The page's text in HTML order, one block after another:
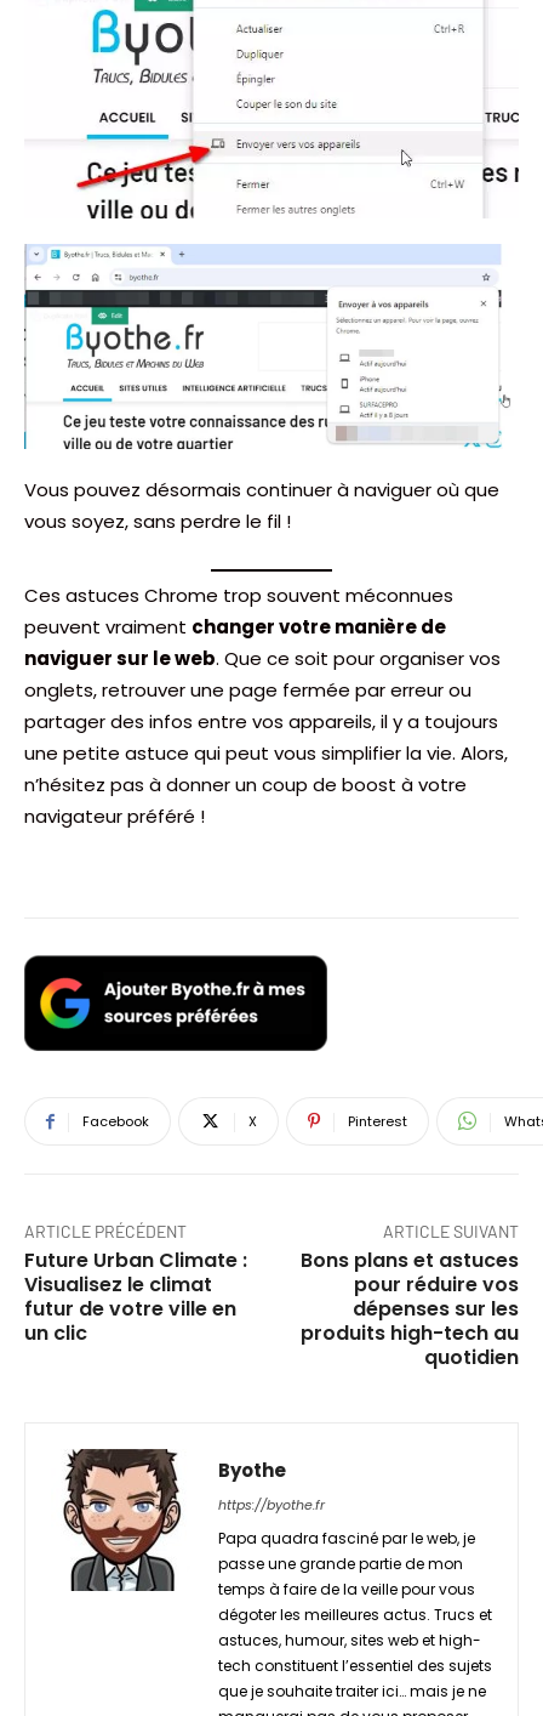
Vous pouvez désormais continuer à naviguer où que
vous soyez, sans perdre le fil !
Ces astuces Chrome trop souvent méconnues
peuvent vraiment changer votre manière de
naviguer sur le web. Que ce soit pour organiser vos
onglets, retrouver une page fermée par erreur ou
partager des infos entre vos appareils, il y a toujours
une petite astuce qui peut vous simplifier la vie. Alors,
n’hésitez pas à donner un coup de boost à votre
navigateur préféré !
Facebook X Pinterest
ARTICLE PRÉCÉDENT
Future Urban Climate :
Visualisez le climat
futur de votre ville en
un clic
ARTICLE SUIVANT
Bons plans et astuces
pour réduire vos
dépenses sur les
produits high-tech au
quotidien
Byothe
https://byothe.fr
Papa quadra fasciné par le web, je
passe une grande partie de mon
temps à faire de la veille pour vous
dégoter les meilleures actus. Trucs et
astuces, humour, sites web et high-
tech constituent l’essentiel des sujets
que je souhaite traiter ici… mais je ne